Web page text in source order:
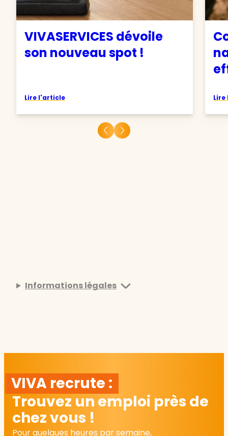
VIVASERVICES dévoile
son nouveau spot !
Lire l'article
Informations légales
VIVA recrute :
Trouvez un emploi près de
chez vous !
Pour quelques heures par semaine,